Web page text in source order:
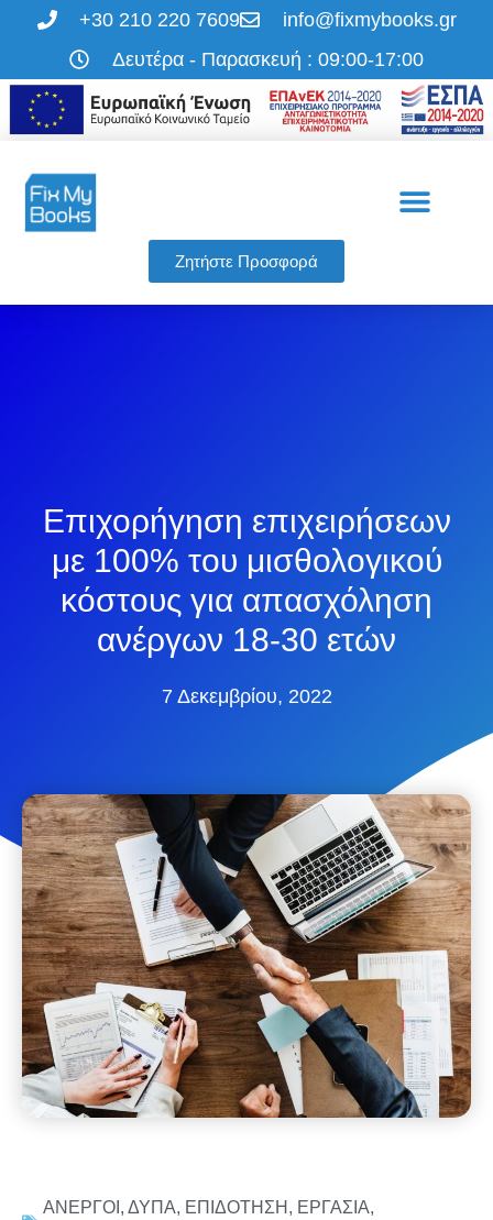
+30 210 220 7609
info@fixmybooks.gr
Δευτέρα - Παρασκευή : 09:00-17:00
Ζητήστε Προσφορά
Επιχορήγηση επιχειρήσεων
με 100% του μισθολογικού
κόστους για απασχόληση
ανέργων 18-30 ετών
7 Δεκεμβρίου, 2022
ΑΝΕΡΓΟΙ , ΔΥΠΑ, ΕΠΙΔΟΤΗΣΗ , ΕΡΓΑΣΙΑ,